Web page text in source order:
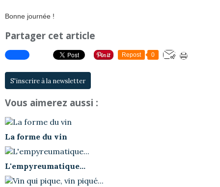
Bonne journée !
Partager cet article
Repost 0
S'inscrire à la newsletter
Vous aimerez aussi :
La forme du vin
L'empyreumatique...